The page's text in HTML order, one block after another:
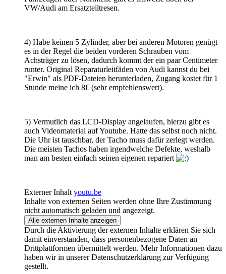
VW/Audi am Ersatzteiltresen.
4) Habe keinen 5 Zylinder, aber bei anderen Motoren genügt
es in der Regel die beiden vorderen Schrauben vom
Achsträger zu lösen, dadurch kommt der ein paar Centimeter
runter. Original Reparaturleitfäden von Audi kannst du bei
"Erwin" als PDF-Dateien herunterladen, Zugang kostet für 1
Stunde meine ich 8€ (sehr empfehlenswert).
5) Vermutlich das LCD-Display angelaufen, hierzu gibt es
auch Videomaterial auf Youtube. Hatte das selbst noch nicht.
Die Uhr ist tauschbar, der Tacho muss dafür zerlegt werden.
Die meisten Tachos haben irgendwelche Defekte, weshalb
man am besten einfach seinen eigenen repariert
Externer Inhalt youtu.be
Inhalte von externen Seiten werden ohne Ihre Zustimmung
nicht automatisch geladen und angezeigt.
Alle externen Inhalte anzeigen
Durch die Aktivierung der externen Inhalte erklären Sie sich
damit einverstanden, dass personenbezogene Daten an
Drittplattformen übermittelt werden. Mehr Informationen dazu
haben wir in unserer Datenschutzerklärung zur Verfügung
gestellt.